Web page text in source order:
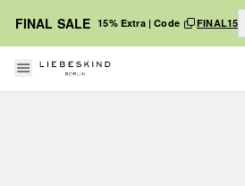
FINAL SALE 15% Extra | Code FINAL15